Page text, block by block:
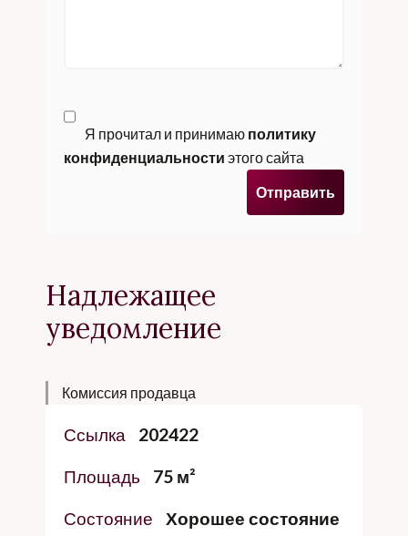
Ссылка
202422
Площадь
75 м²
Состояние
Хорошее состояние
Я прочитал и принимаю политику
конфиденциальности этого сайта
Отправить
Надлежащее
уведомление
Комиссия продавца